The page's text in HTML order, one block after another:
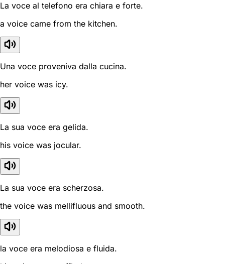
La voce al telefono era chiara e forte.
a voice came from the kitchen.
Una voce proveniva dalla cucina.
her voice was icy.
La sua voce era gelida.
his voice was jocular.
La sua voce era scherzosa.
the voice was mellifluous and smooth.
la voce era melodiosa e fluida.